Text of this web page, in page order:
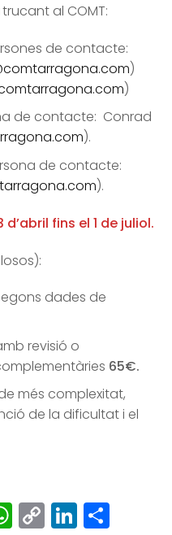
al COMT:
de contacte:
)
)
de contacte: Conrad
).
de contacte:
).
fins el 1 de juliol.
dades de
revisió o
65€.
més complexitat,
de la dificultat i el
WhatsApp
Copy